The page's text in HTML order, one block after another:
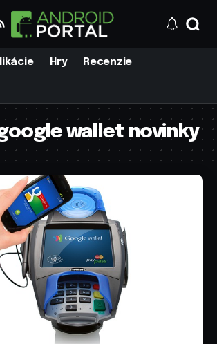
Hry Recenzie
wallet novinky